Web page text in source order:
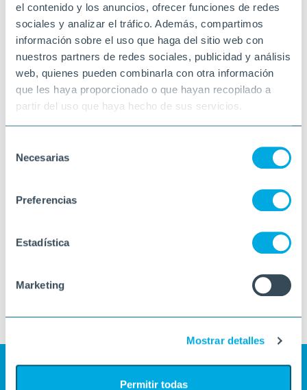
el contenido y los anuncios, ofrecer funciones de redes
sociales y analizar el tráfico. Además, compartimos
información sobre el uso que haga del sitio web con
nuestros partners de redes sociales, publicidad y análisis
web, quienes pueden combinarla con otra información
que les haya proporcionado o que hayan recopilado a
partir del uso que haya hecho de sus servicios.
Necesarias
Preferencias
Estadística
Marketing
Mostrar detalles
Permitir todas